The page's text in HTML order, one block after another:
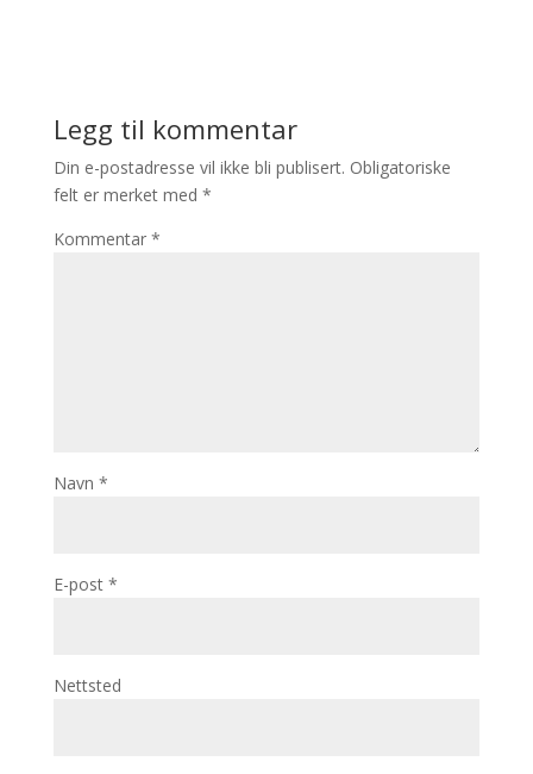
Legg til kommentar
Din e-postadresse vil ikke bli publisert. Obligatoriske
felt er merket med *
Kommentar *
Navn *
E-post *
Nettsted